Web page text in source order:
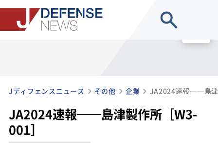
Jディフェンスニュース その他 企業 JA2024速報──島
JA2024速報──島津製作所［W3-
001］